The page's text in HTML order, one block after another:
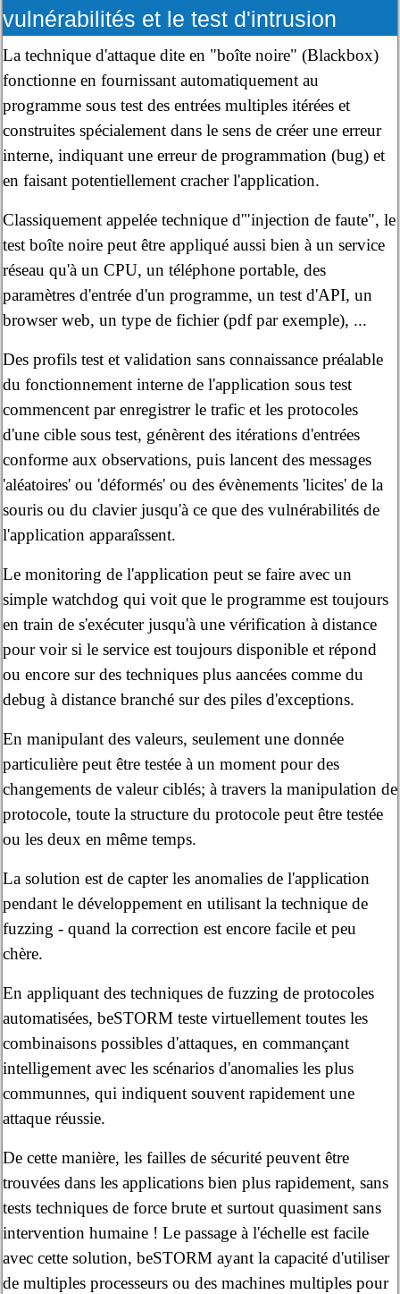
vulnérabilités et le test d'intrusion
La technique d'attaque dite en "boîte noire" (Blackbox)
fonctionne en fournissant automatiquement au
programme sous test des entrées multiples itérées et
construites spécialement dans le sens de créer une erreur
interne, indiquant une erreur de programmation (bug) et
en faisant potentiellement cracher l'application.
Classiquement appelée technique d'"injection de faute", le
test boîte noire peut être appliqué aussi bien à un service
réseau qu'à un CPU, un téléphone portable, des
paramètres d'entrée d'un programme, un test d'API, un
browser web, un type de fichier (pdf par exemple), ...
Des profils test et validation sans connaissance préalable
du fonctionnement interne de l'application sous test
commencent par enregistrer le trafic et les protocoles
d'une cible sous test, génèrent des itérations d'entrées
conforme aux observations, puis lancent des messages
'aléatoires' ou 'déformés' ou des évènements 'licites' de la
souris ou du clavier jusqu'à ce que des vulnérabilités de
l'application apparaîssent.
Le monitoring de l'application peut se faire avec un
simple watchdog qui voit que le programme est toujours
en train de s'exécuter jusqu'à une vérification à distance
pour voir si le service est toujours disponible et répond
ou encore sur des techniques plus aancées comme du
debug à distance branché sur des piles d'exceptions.
En manipulant des valeurs, seulement une donnée
particulière peut être testée à un moment pour des
changements de valeur ciblés; à travers la manipulation de
protocole, toute la structure du protocole peut être testée
ou les deux en même temps.
La solution est de capter les anomalies de l'application
pendant le développement en utilisant la technique de
fuzzing - quand la correction est encore facile et peu
chère.
En appliquant des techniques de fuzzing de protocoles
automatisées, beSTORM teste virtuellement toutes les
combinaisons possibles d'attaques, en commançant
intelligement avec les scénarios d'anomalies les plus
communnes, qui indiquent souvent rapidement une
attaque réussie.
De cette manière, les failles de sécurité peuvent être
trouvées dans les applications bien plus rapidement, sans
tests techniques de force brute et surtout quasiment sans
intervention humaine ! Le passage à l'échelle est facile
avec cette solution, beSTORM ayant la capacité d'utiliser
de multiples processeurs ou des machines multiples pour